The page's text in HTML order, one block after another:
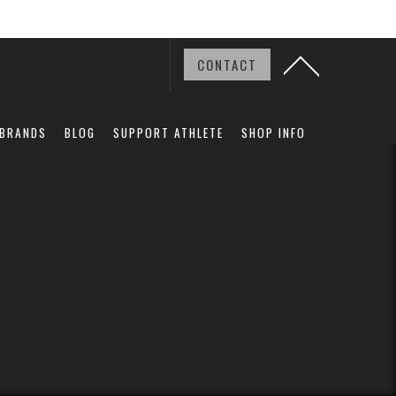
CONTACT
BRANDS BLOG SUPPORT ATHLETE SHOP INFO